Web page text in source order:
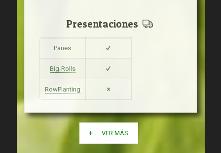
Presentaciones
Panes
Big-Rolls
RowPlanting
VER MÁS